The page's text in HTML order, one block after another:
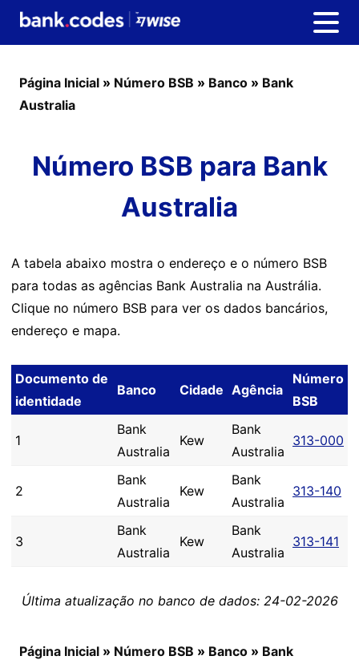
Página Inicial » Número BSB » Banco » Bank
Australia
Número BSB para Bank
Australia
A tabela abaixo mostra o endereço e o número BSB
para todas as agências Bank Australia na Austrália.
Clique no número BSB para ver os dados bancários,
endereço e mapa.
Documento de
identidade
Banco Cidade Agência
Número
BSB
1
Bank
Australia
Kew
Bank
Australia
313-000
2
Bank
Australia
Kew
Bank
Australia
313-140
3
Bank
Australia
Kew
Bank
Australia
313-141
Última atualização no banco de dados: 24-02-2026
Página Inicial » Número BSB » Banco » Bank